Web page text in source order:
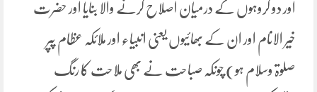
اور دو گروہوں کے درمیان اصلاح کرنے والا بنایا اور حضرت
خیر الانام اور ان کے بھائیوں یعنی انبیاء اور ملائکہ عظام پپر
صلوۃ وسلام ہو) چونکہ صباحت نے بھی ملاحت کا رنگ